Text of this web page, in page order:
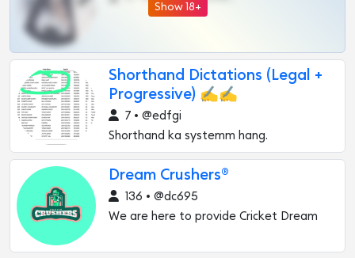
Show 18+
Shorthand Dictations (Legal +
Progressive) ✍✍
7 • @edfgi
Shorthand ka systemm hang.
Dream Crushers®
136 • @dc695
We are here to provide Cricket Dream